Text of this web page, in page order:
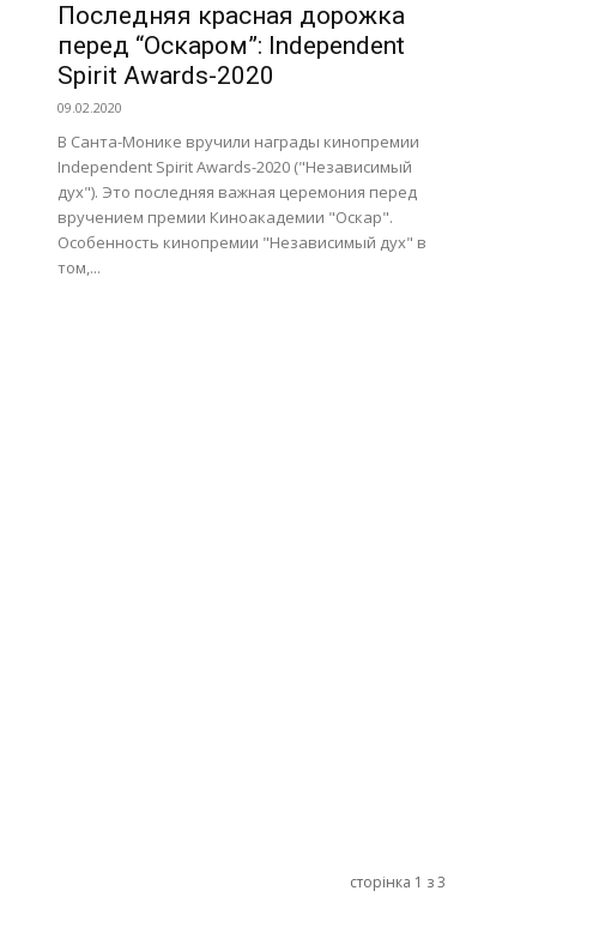
Последняя красная дорожка
перед “Оскаром”: Independent
Spirit Awards-2020
09.02.2020
В Санта-Монике вручили награды кинопремии
Independent Spirit Awards-2020 ("Независимый
дух"). Это последняя важная церемония перед
вручением премии Киноакадемии "Оскар".
Особенность кинопремии "Независимый дух" в
том,...
сторінка 1 з 3